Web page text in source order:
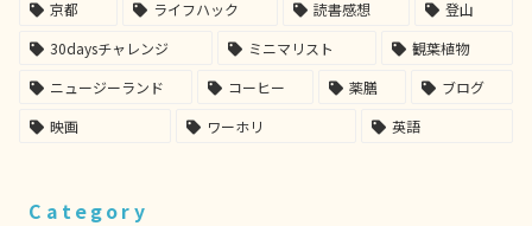
京都
ライフハック 読書感想
登山
30daysチャレンジ
ミニマリスト
観葉植物
ニュージーランド
コーヒー 薬膳
ブログ
映画
ワーホリ 英語
Category